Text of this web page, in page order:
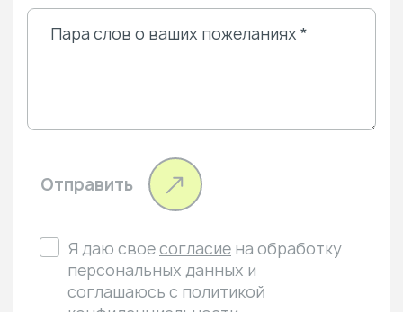
Отправить
Я даю своесогласие на обработку
персональных данных и
соглашаюсь с политикой